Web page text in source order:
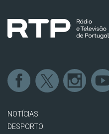
NOTÍCIAS
DESPORTO